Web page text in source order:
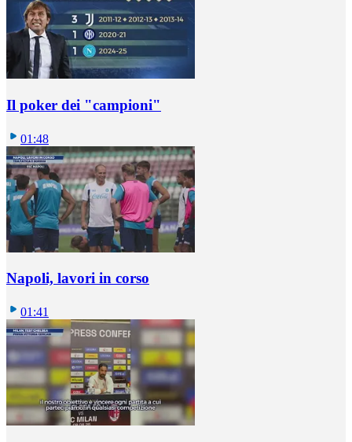
Il poker dei "campioni"
01:48
Napoli, lavori in corso
01:41